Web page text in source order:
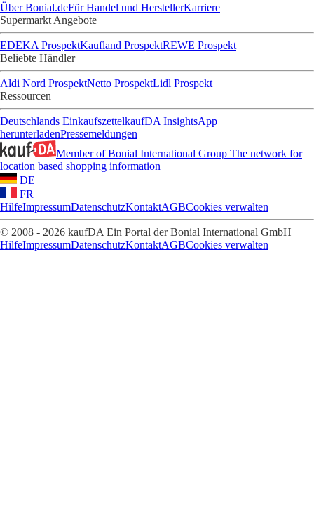
Über Bonial.deFür Handel und HerstellerKarriere
Supermarkt Angebote
EDEKA ProspektKaufland ProspektREWE Prospekt
Beliebte Händler
Aldi Nord ProspektNetto ProspektLidl Prospekt
Ressourcen
Deutschlands EinkaufszettelkaufDA InsightsApp
herunterladenPressemeldungen
Member of Bonial International Group The network for
location based shopping information
DE
FR
HilfeImpressumDatenschutzKontaktAGBCookies verwalten
© 2008 - 2026 kaufDA Ein Portal der Bonial International GmbH
HilfeImpressumDatenschutzKontaktAGBCookies verwalten